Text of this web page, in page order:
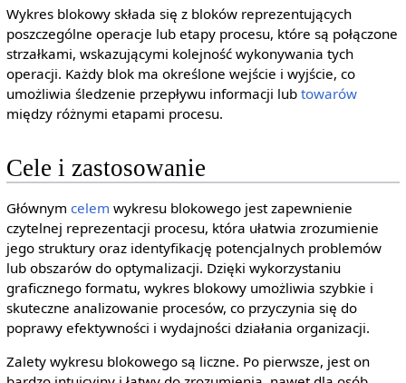
Wykres blokowy składa się z bloków reprezentujących
poszczególne operacje lub etapy procesu, które są połączone
strzałkami, wskazującymi kolejność wykonywania tych
operacji. Każdy blok ma określone wejście i wyjście, co
umożliwia śledzenie przepływu informacji lub towarów
między różnymi etapami procesu.
Cele i zastosowanie
Głównym celem wykresu blokowego jest zapewnienie
czytelnej reprezentacji procesu, która ułatwia zrozumienie
jego struktury oraz identyfikację potencjalnych problemów
lub obszarów do optymalizacji. Dzięki wykorzystaniu
graficznego formatu, wykres blokowy umożliwia szybkie i
skuteczne analizowanie procesów, co przyczynia się do
poprawy efektywności i wydajności działania organizacji.
Zalety wykresu blokowego są liczne. Po pierwsze, jest on